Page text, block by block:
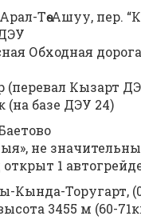
Төө-Ашуу, пер.
Обходная
(перевал Кызарт
(на базе ДЭУ 24)
не
1
Кында-Торугарт,
3455 м (60-